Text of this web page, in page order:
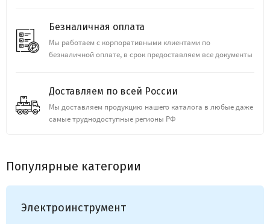
Безналичная оплата
Мы работаем с корпоративными клиентами по
безналичной оплате, в срок предоставляем все документы
Доставляем по всей России
Мы доставляем продукцию нашего каталога в любые даже
самые труднодоступные регионы РФ
Популярные категории
Электроинструмент